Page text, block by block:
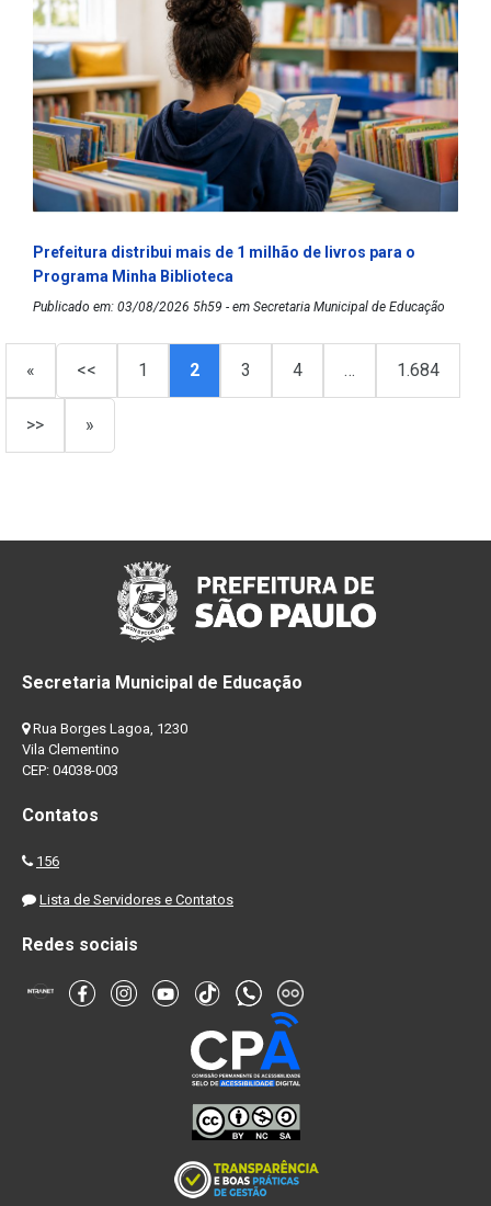
Prefeitura distribui mais de 1 milhão de livros para o
Programa Minha Biblioteca
Publicado em: 03/08/2026 5h59 - em Secretaria Municipal de Educação
« << 1 2 3 4 … 1.684
>> »
Secretaria Municipal de Educação
Rua Borges Lagoa, 1230
Vila Clementino
CEP: 04038-003
Contatos
156
Lista de Servidores e Contatos
Redes sociais